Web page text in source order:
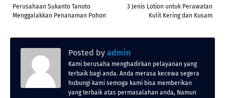
3 Jenis Lotion untuk Perawatan
Kulit Kering dan Kusam
Perusahaan Sukanto Tanoto
Menggalakkan Penanaman Pohon
Posted by admin
Kami berusaha menghadirkan pelayanan yang
terbaik bagi anda. Anda merasa kecewa segera
hubungi kami semoga kami bisa memberikan
yang terbaik atas permasalahan anda, Namun